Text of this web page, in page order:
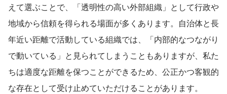
えて選ぶことで、「透明性の高い外部組織」として行政や
地域から信頼を得られる場面が多くあります。自治体と長
年近い距離で活動している組織では、「内部的なつながり
で動いている」と見られてしまうこともありますが、私た
ちは適度な距離を保つことができるため、公正かつ客観的
な存在として受け止めていただけることがあります。